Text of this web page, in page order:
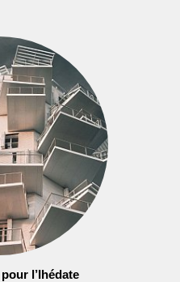
l’Ihédate